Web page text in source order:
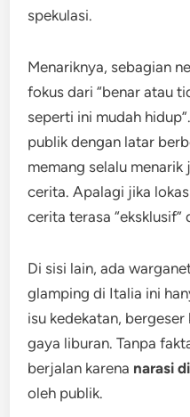
spekulasi.
Menariknya, sebagian
fokus dari “benar atau
seperti ini mudah
publik dengan latar
memang selalu
cerita. Apalagi jika
cerita terasa “eksklusif”
Di sisi lain, ada
glamping di Italia ini
isu kedekatan,
gaya liburan. Tanpa
berjalan karena narasi
oleh publik.